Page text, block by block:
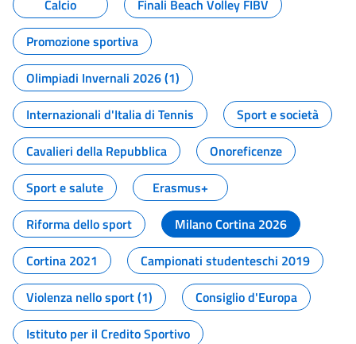
Calcio
Finali Beach Volley FIBV
Promozione sportiva
Olimpiadi Invernali 2026 (1)
Internazionali d'Italia di Tennis
Sport e società
Cavalieri della Repubblica
Onoreficenze
Sport e salute
Erasmus+
Riforma dello sport
Milano Cortina 2026
Cortina 2021
Campionati studenteschi 2019
Violenza nello sport (1)
Consiglio d'Europa
Istituto per il Credito Sportivo